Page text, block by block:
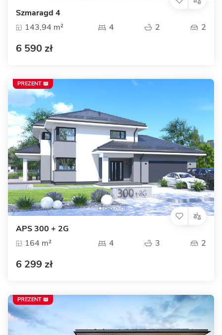
Szmaragd 4
143,94 m²
4 2 2
6 590 zł
APS 300 + 2G
164 m²
4 3 2
6 299 zł
PREZENT 📖
PREZENT 📖